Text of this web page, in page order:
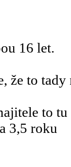
16 let.
že to tady
to
3,5 roku